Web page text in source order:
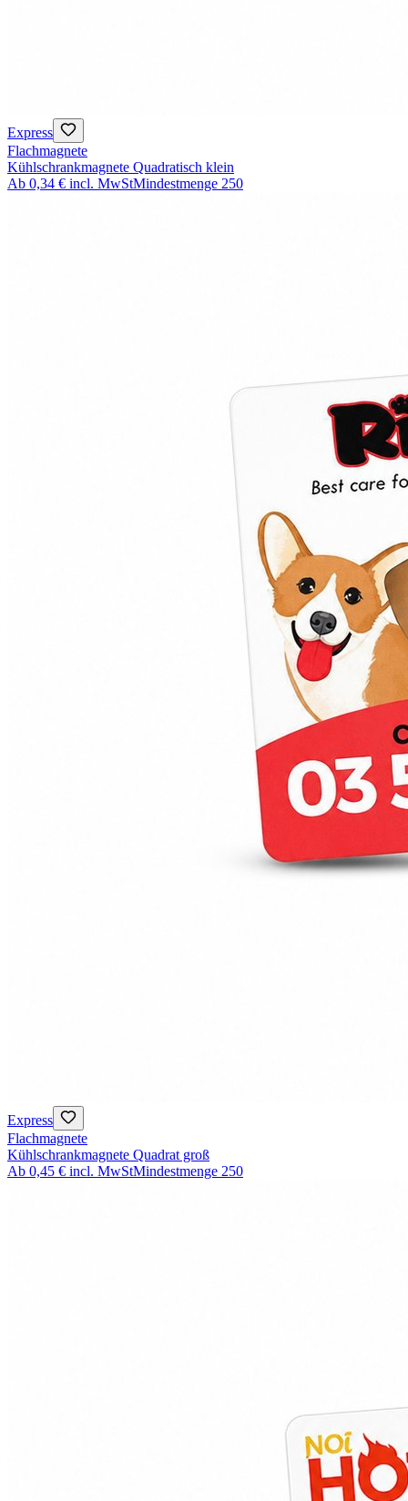
Express
Flachmagnete
Kühlschrankmagnete Quadratisch klein
Ab 0,34 € incl. MwStMindestmenge 250
Express
Flachmagnete
Kühlschrankmagnete Quadrat groß
Ab 0,45 € incl. MwStMindestmenge 250